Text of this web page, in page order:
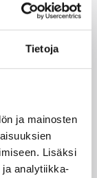
Tietoja
ja mainosten
Lisäksi
analytiikka-